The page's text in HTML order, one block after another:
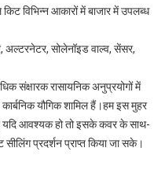
विभिन्न आकारों में बाजार में उपलब्ध
अल्टरनेटर, सोलेनॉइड वाल्व, सेंसर,
संक्षारक रासायनिक अनुप्रयोगों में
यौगिक शामिल हैं।हम इस मुहर
यदि आवश्यक हो तो इसके कवर के साथ-
प्रदर्शन प्राप्त किया जा सके।